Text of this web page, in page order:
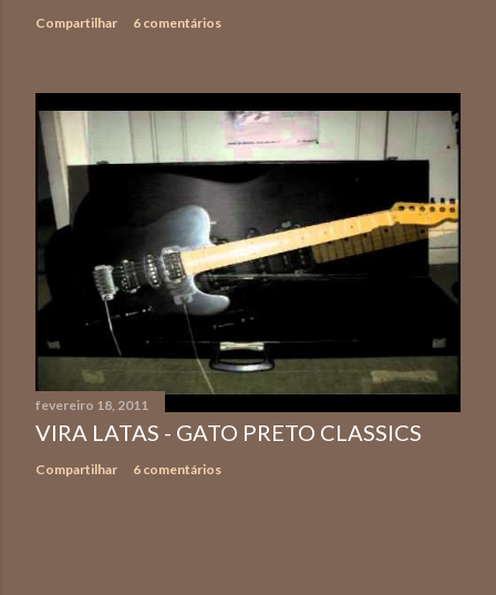
Compartilhar 6 comentários
fevereiro 18, 2011
VIRA LATAS - GATO PRETO CLASSICS
Compartilhar 6 comentários